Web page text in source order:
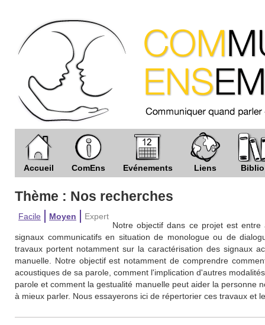
Accueil ComEns Evénements Liens Biblio
Thème : Nos recherches
Facile Moyen
Expert
Notre objectif dans ce projet est
signaux communicatifs en situation de monologue ou de
travaux portent notamment sur la caractérisation des signaux
manuelle. Notre objectif est notamment de comprendre
acoustiques de sa parole, comment l'implication d'autres
parole et comment la gestualité manuelle peut aider la personne
à mieux parler. Nous essayerons ici de répertorier ces travaux et